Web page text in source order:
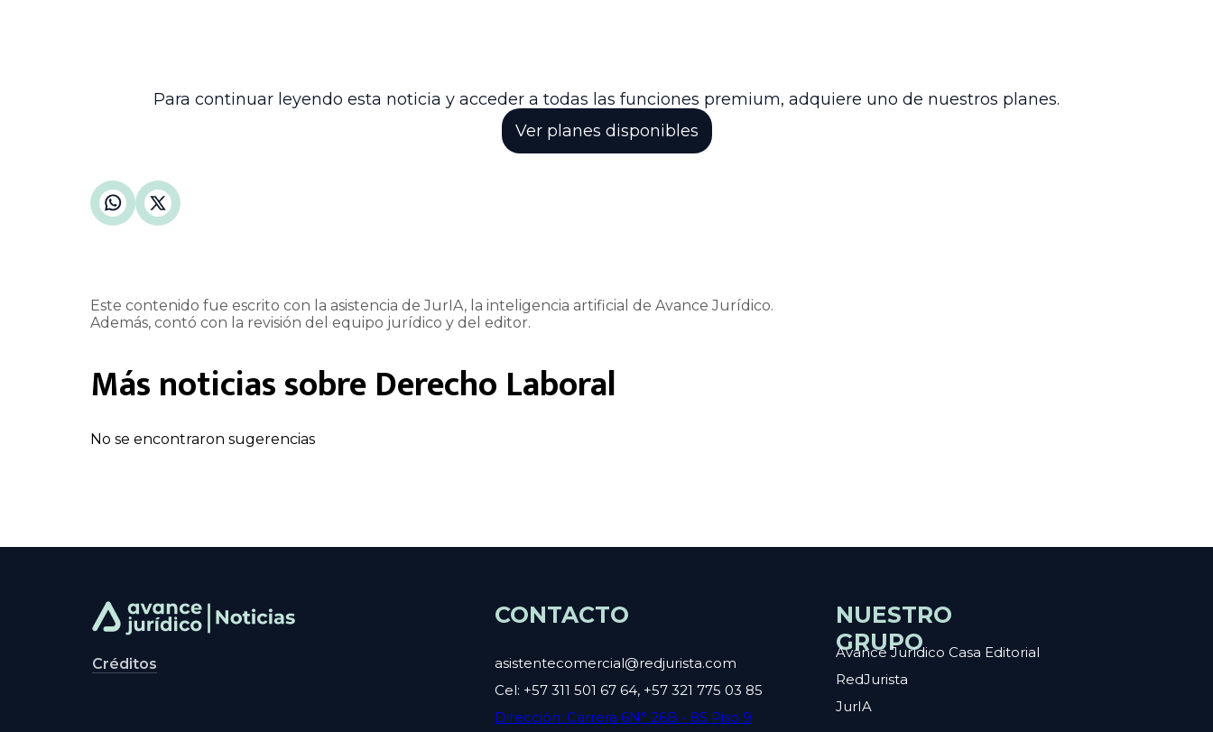
Para continuar leyendo esta noticia y acceder a todas las funciones premium, adquiere uno de nuestros planes.
Ver planes disponibles
Este contenido fue escrito con la asistencia de JurIA, la inteligencia artificial de Avance Jurídico.
Además, contó con la revisión del equipo jurídico y del editor.
Más noticias sobreDerecho Laboral
No se encontraron sugerencias
Créditos
CONTACTO
asistentecomercial@redjurista.com
Cel: +57 311 501 67 64, +57 321 775 03 85
Dirección: Carrera 6N° 26B - 85 Piso 9
NUESTRO
GRUPO
Avance Jurídico Casa Editorial
RedJurista
JurIA